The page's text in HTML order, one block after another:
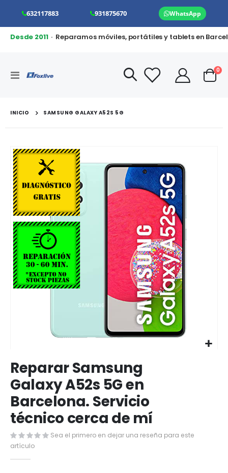
632117883 931875670 WhatsApp
Desde 2011· Reparamos móviles, portátiles y tablets en
Toggle
Cart
0
INICIO SAMSUNG GALAXY A52S 5G
Saltar
al
final
de
la
galería
de
imágenes
al
comienzo
de
la
galería
de
Reparar Samsung
Galaxy A52s 5G en
Barcelona. Servicio
técnico cerca de mí
Sea el primero en dejar una reseña para este
artículo